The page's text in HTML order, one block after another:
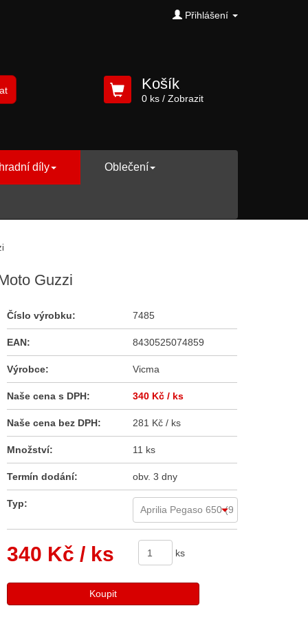
Přihlášení
Košík
0 ks/ Zobrazit
díly Oblečení
Guzzi
Číslo výrobku: 7485
EAN: 8430525074859
Výrobce: Vicma
Naše cena s DPH: 340 Kč / ks
Naše cena bez DPH: 281 Kč / ks
Množství: 11 ks
Termín dodání: obv. 3 dny
Typ:
340 Kč / ks ks
Koupit